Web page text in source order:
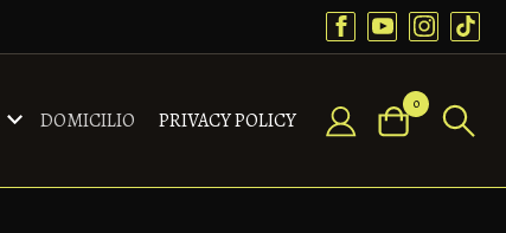
DOMICILIO PRIVACY POLICY
0